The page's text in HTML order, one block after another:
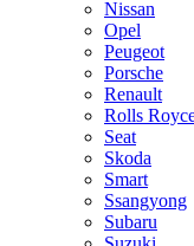
Nissan
Opel
Peugeot
Porsche
Renault
Rolls
Seat
Skoda
Smart
Ssangyong
Subaru